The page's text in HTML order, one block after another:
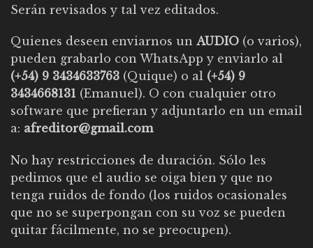
Serán revisados y tal vez editados.
Quienes deseen enviarnos un AUDIO (o varios),
pueden grabarlo con WhatsApp y enviarlo al
(+54) 9 3434633763 (Quique) o al (+54) 9
3434668131 (Emanuel). O con cualquier otro
software que prefieran y adjuntarlo en un email
a: afreditor@gmail.com
No hay restricciones de duración. Sólo les
pedimos que el audio se oiga bien y que no
tenga ruidos de fondo (los ruidos ocasionales
que no se superpongan con su voz se pueden
quitar fácilmente, no se preocupen).